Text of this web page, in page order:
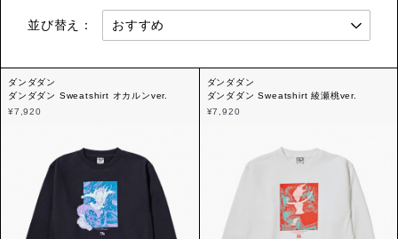
並び替え：
ダンダダン
ダンダダン Sweatshirt オカルンver.
¥7,920
ダンダダン
ダンダダン Sweatshirt 綾瀬桃ver.
¥7,920